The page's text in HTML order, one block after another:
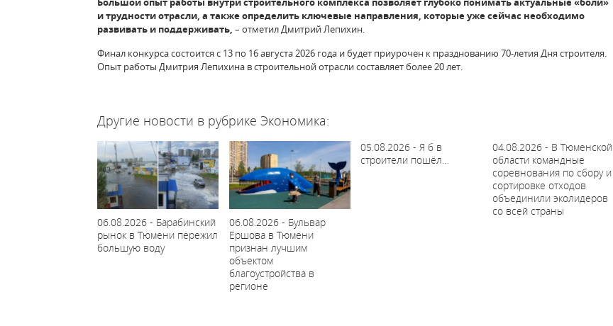
и трудности отрасли, а также определить ключевые направления, которые уже сейчас необходимо
развивать и поддерживать, – отметил Дмитрий Лепихин.
Финал конкурса состоится с 13 по 16 августа 2026 года и будет приурочен к празднованию 70-летия Дня строителя.
Опыт работы Дмитрия Лепихина в строительной отрасли составляет более 20 лет.
Другие новости в рубрике Экономика:
06.08.2026 - Барабинский
рынок в Тюмени пережил
большую воду
06.08.2026 - Бульвар
Ершова в Тюмени
признан лучшим
объектом
благоустройства в
регионе
05.08.2026 - Я б в
строители пошёл…
04.08.2026 - В Тюменской
области командные
соревнования по сбору и
сортировке отходов
объединили эколидеров
со всей страны